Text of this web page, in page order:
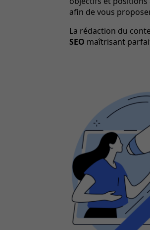
afin de vous
La rédaction du
SEO maîtrisant